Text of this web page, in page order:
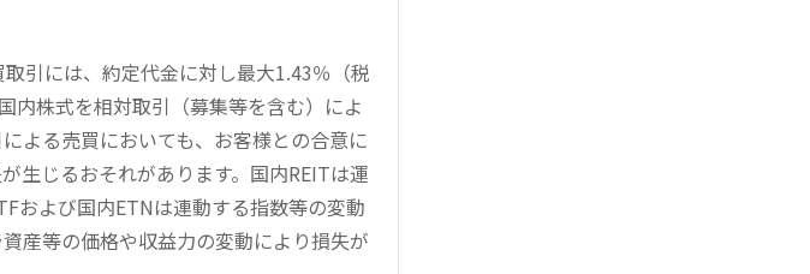
引には、約定代金に対し最大1.43％（税
内株式を相対取引（募集等を含む）によ
よる売買においても、お客様との合意に
生じるおそれがあります。国内REITは運
および国内ETNは連動する指数等の変動
産等の価格や収益力の変動により損失が